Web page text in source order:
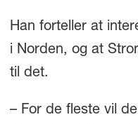
Han forteller at
i Norden, og at
til det.
– For de fleste vil